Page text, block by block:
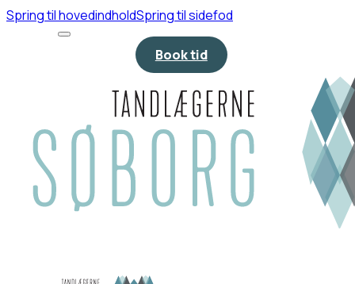
Spring til hovedindholdSpring til sidefod
Book tid